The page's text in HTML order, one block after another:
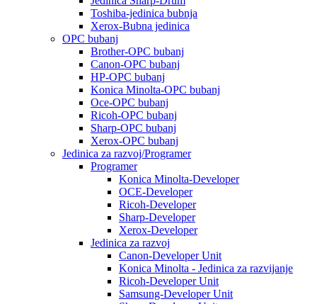
Toshiba-jedinica bubnja
Xerox-Bubna jedinica
OPC bubanj
Brother-OPC bubanj
Canon-OPC bubanj
HP-OPC bubanj
Konica Minolta-OPC bubanj
Oce-OPC bubanj
Ricoh-OPC bubanj
Sharp-OPC bubanj
Xerox-OPC bubanj
Jedinica za razvoj/Programer
Programer
Konica Minolta-Developer
OCE-Developer
Ricoh-Developer
Sharp-Developer
Xerox-Developer
Jedinica za razvoj
Canon-Developer Unit
Konica Minolta - Jedinica za razvijanje
Ricoh-Developer Unit
Samsung-Developer Unit